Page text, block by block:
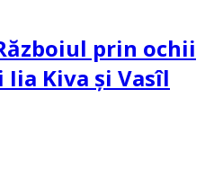
prin ochii
Kiva și Vasîl